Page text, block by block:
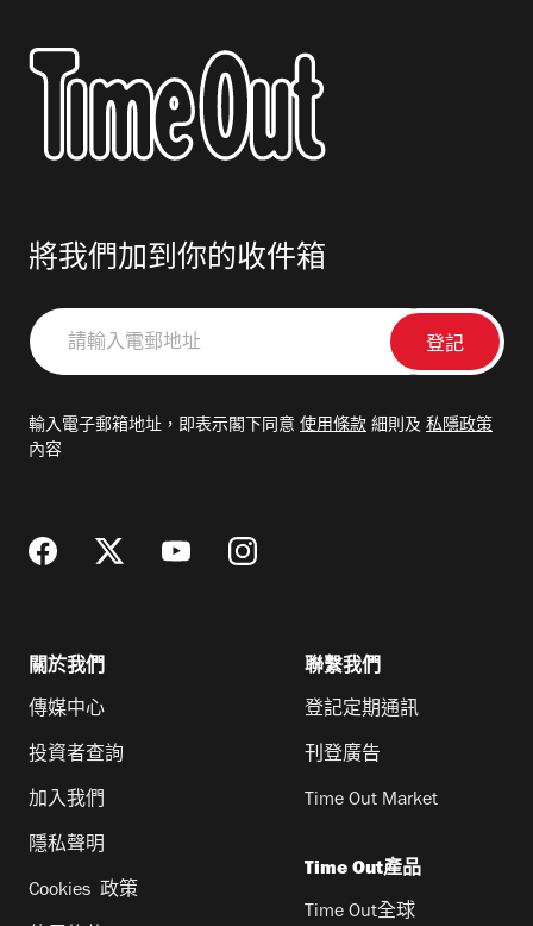
將我們加到你的收件箱
請
輸
郵
輸入電子郵箱地址，即表示閣下同意 使用條款 細則及 私隱政策
內容
關於我們
傳媒中心
投資者查詢
加入我們
隱私聲明
Cookies 政策
聯繫我們
登記定期通訊
刊登廣告
Time Out Market
Time Out產品
Time Out全球